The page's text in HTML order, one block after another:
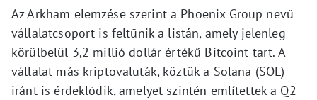
Az Arkham elemzése szerint a Phoenix Group nevű
vállalatcsoport is feltűnik a listán, amely jelenleg
körülbelül 3,2 millió dollár értékű Bitcoint tart. A
vállalat más kriptovaluták, köztük a Solana (SOL)
iránt is érdeklődik, amelyet szintén említettek a Q2-